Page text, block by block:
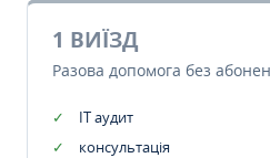
1 ВИЇЗД
Разова допомога без
IT аудит
консультація